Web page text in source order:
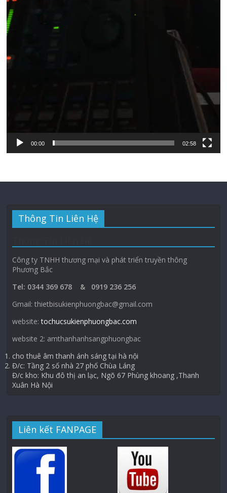
00:00 02:58
Thông Tin Liên Hệ
Công ty TNHH thương mại và phát triển truyền thông
Phương Bắc
Tel: 0344 369 678 & 0919 236 256
Gmail: thietbisukienphuongbac@gmail.com
website:tochucsukienphuongbac.com
website 2: amthanhanhsangphuongbac
cho thuê âm thanh ánh sáng tại hà nội
Đ/c: Tầng 2 số nhà 27 phố Chùa Láng
Đ/c kho: Khu đô thị an lạc, Ngõ 67 Phùng khoang ,Thanh
Xuân Hà Nội
Liên kết FANPAGE